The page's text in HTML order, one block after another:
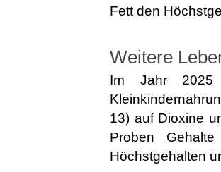
Fett den
Weitere
Im Jahr 2025
13) auf Dioxine
Proben
Höchstgehalten